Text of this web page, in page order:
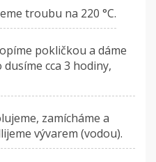
troubu na 220 °C.
pokličkou a dáme
cca 3 hodiny,
zamícháme a
vývarem (vodou).